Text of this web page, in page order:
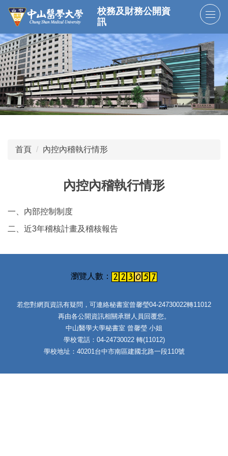
跳
到
主
要
內
容
區
校務及財務公開資
訊
首頁 內控內稽執行情形
內控內稽執行情形
一、內部控制制度
二、近3年稽核計畫及稽核報告
若您對網頁資訊有疑問，可連絡秘書室曾馨瑩04-24730022轉11012
再由各公開資訊相關承辦人員回覆您。
中山醫學大學秘書室 曾馨瑩 小姐
學校電話：04-24730022 轉(11012)
學校地址：40201台中市南區建國北路一段110號